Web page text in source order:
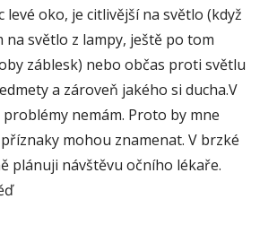
levé oko, je citlivější na světlo (když
na světlo z lampy, ještě po tom
záblesk) nebo občas proti světlu
a zároveň jakého si ducha.V
nemám. Proto by mne
mohou znamenat. V brzké
plánuji návštěvu očního lékaře.